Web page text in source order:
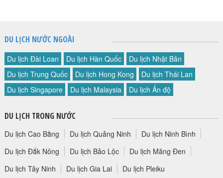
GIỚI THIỆU
PROFILE EN
THƯ KHEN VIETLUXTOUR
HỘP THƯ GÓP Ý
PROFILE HƯỚNG DẪN VIÊN
DU LỊCH NƯỚC NGOÀI
Du lịch Đài Loan Du lịch Hàn Quốc
Du lịch Nhật Bản
Du lịch Trung Quốc
Du lịch Hong Kong
Du lịch Thái Lan
Du lịch Singapore
Du lịch Malaysia Du lịch Ấn độ
DU LỊCH TRONG NƯỚC
Du lịch Cao Bằng Du lịch Quảng Ninh
Du lịch Ninh Bình
Du lịch Đắk Nông
Du lịch Bảo Lộc
Du lịch Măng Đen
Du lịch Tây Ninh
Du lịch Gia Lai Du lịch Pleiku